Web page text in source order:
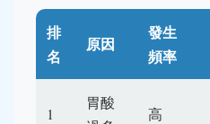
排
名
原因
發生
頻率
1
胃酸
高